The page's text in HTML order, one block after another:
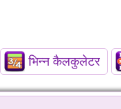
भिन्न कैलकुलेटर